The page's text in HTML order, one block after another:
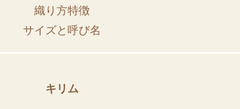
織り方特徴
サイズと呼び名
キリム